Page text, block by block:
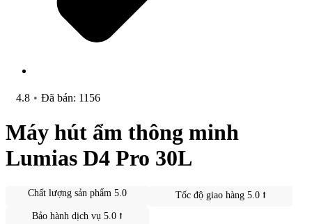
4.8 • Đã bán: 1156
Máy hút ẩm thông minh
Lumias D4 Pro 30L
Chất lượng sản phẩm 5.0
Tốc độ giao hàng 5.0 ⭡
Bảo hành dịch vụ 5.0 ⭡